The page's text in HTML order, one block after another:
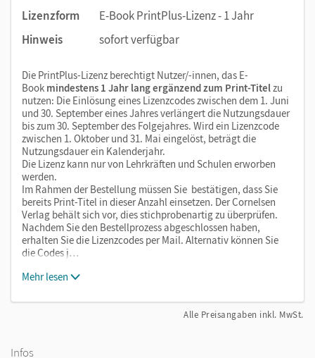
Lizenzform
E-Book PrintPlus-Lizenz - 1 Jahr
Hinweis
sofort verfügbar
Die PrintPlus-Lizenz berechtigt Nutzer/-innen, das E-
Book mindestens 1 Jahr lang ergänzend zum Print-Titelzu
nutzen: Die Einlösung eines Lizenzcodes zwischen dem 1. Juni
und 30. September eines Jahres verlängert die Nutzungsdauer
bis zum 30. September des Folgejahres. Wird ein Lizenzcode
zwischen 1. Oktober und 31. Mai eingelöst, beträgt die
Nutzungsdauer ein Kalenderjahr.
Die Lizenz kann nur von Lehrkräften und Schulen erworben
werden.
Im Rahmen der Bestellung müssen Sie bestätigen, dass Sie
bereits Print-Titel in dieser Anzahl einsetzen. Der Cornelsen
Verlag behält sich vor, dies stichprobenartig zu überprüfen.
Nachdem Sie den Bestellprozess abgeschlossen haben,
erhalten Sie die Lizenzcodes per Mail. Alternativ können Sie
die Codes j…
Mehr lesen
Alle Preisangaben inkl. MwSt.
Infos